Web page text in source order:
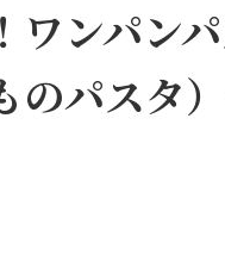
ワンパン
のパスタ